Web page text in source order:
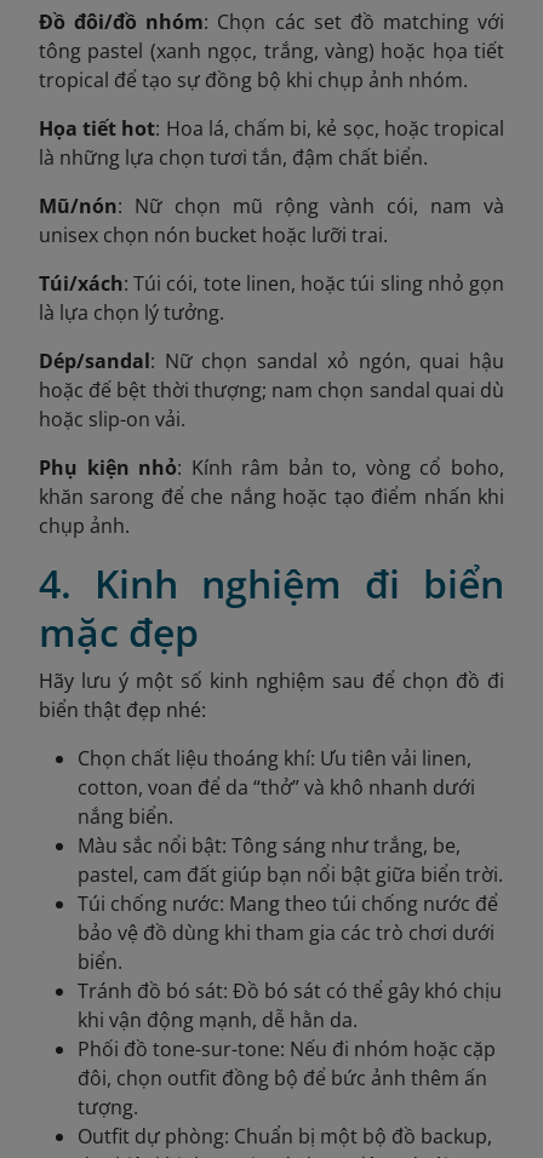
Đồ đôi/đồ nhóm: Chọn các set đồ matching với
tông pastel (xanh ngọc, trắng, vàng) hoặc họa tiết
tropical để tạo sự đồng bộ khi chụp ảnh nhóm.
Họa tiết hot: Hoa lá, chấm bi, kẻ sọc, hoặc tropical
là những lựa chọn tươi tắn, đậm chất biển.
Mũ/nón: Nữ chọn mũ rộng vành cói, nam và
unisex chọn nón bucket hoặc lưỡi trai.
Túi/xách: Túi cói, tote linen, hoặc túi sling nhỏ gọn
là lựa chọn lý tưởng.
Dép/sandal: Nữ chọn sandal xỏ ngón, quai hậu
hoặc đế bệt thời thượng; nam chọn sandal quai dù
hoặc slip-on vải.
Phụ kiện nhỏ: Kính râm bản to, vòng cổ boho,
khăn sarong để che nắng hoặc tạo điểm nhấn khi
chụp ảnh.
4. Kinh nghiệm đi biển
mặc đẹp
Hãy lưu ý một số kinh nghiệm sau để chọn đồ đi
biển thật đẹp nhé:
Chọn chất liệu thoáng khí: Ưu tiên vải linen,
cotton, voan để da “thở” và khô nhanh dưới
nắng biển.
Màu sắc nổi bật: Tông sáng như trắng, be,
pastel, cam đất giúp bạn nổi bật giữa biển trời.
Túi chống nước: Mang theo túi chống nước để
bảo vệ đồ dùng khi tham gia các trò chơi dưới
biển.
Tránh đồ bó sát: Đồ bó sát có thể gây khó chịu
khi vận động mạnh, dễ hằn da.
Phối đồ tone-sur-tone: Nếu đi nhóm hoặc cặp
đôi, chọn outfit đồng bộ để bức ảnh thêm ấn
tượng.
Outfit dự phòng: Chuẩn bị một bộ đồ backup,